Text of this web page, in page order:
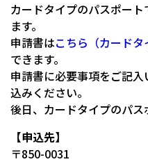
カードタイプのパスポー
ます。
申請書はこちら（カードタ
できます。
申請書に必要事項をご記
込みください。
後日、カードタイプのパス
【申込先】
〒850-0031